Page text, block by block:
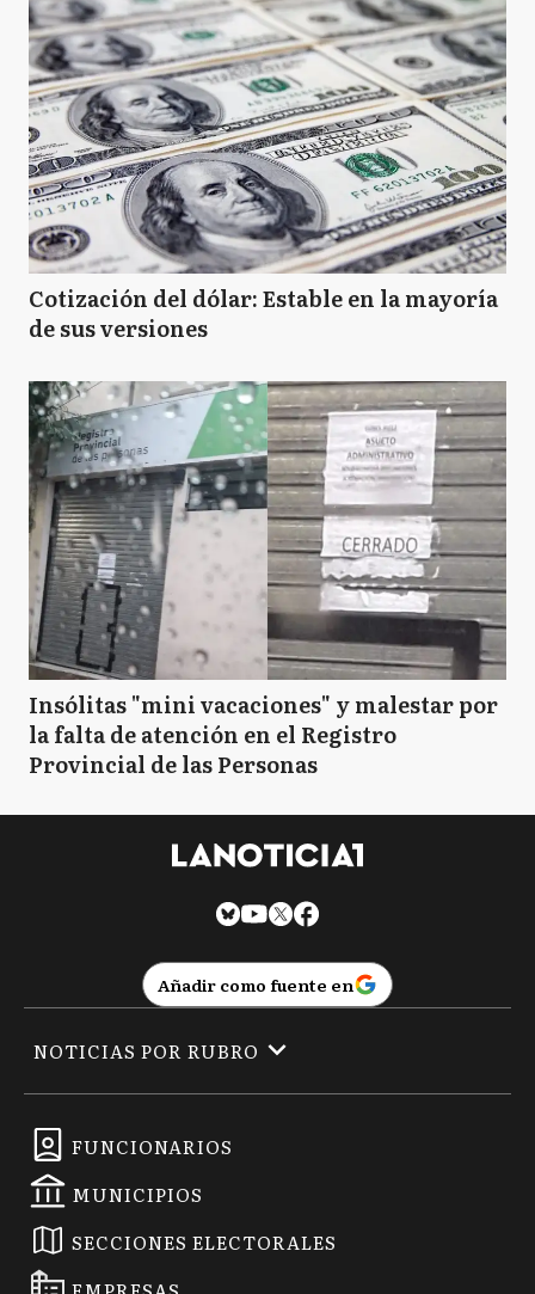
Cotización del dólar: Estable en la mayoría
de sus versiones
Insólitas "mini vacaciones" y malestar por
la falta de atención en el Registro
Provincial de las Personas
Añadir como fuente en
FUNCIONARIOS
MUNICIPIOS
SECCIONES ELECTORALES
NOTICIAS POR RUBRO